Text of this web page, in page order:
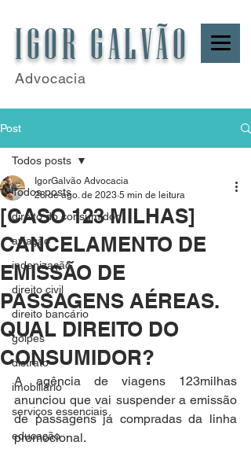
IGOR GALVÃO
Advocacia
Post
Todos posts
direito do consumidor
aviação
indenização
direito civil
direito bancário
golpes
distrato
imobiliário
serviços essenciais
educação
Todos posts
[CASO 123 MILHAS]
CANCELAMENTO DE
EMISSÃO DE
PASSAGENS AÉREAS.
QUAL DIREITO DO
CONSUMIDOR?
IgorGalvão Advocacia
28 de ago. de 2023 5 min de leitura
A agência de viagens 123milhas
anunciou que vai suspender a emissão
de passagens já compradas da linha
promocional.